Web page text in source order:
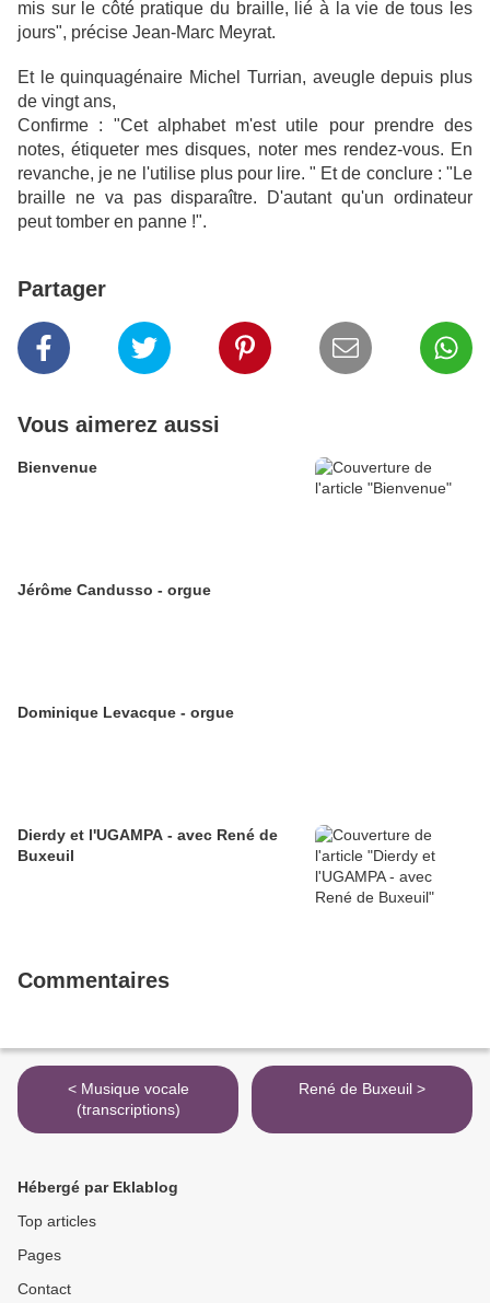
mis sur le côté pratique du braille, lié à la vie de tous les
jours", précise Jean-Marc Meyrat.
Et le quinquagénaire Michel Turrian, aveugle depuis plus
de vingt ans,
Confirme : "Cet alphabet m'est utile pour prendre des
notes, étiqueter mes disques, noter mes rendez-vous. En
revanche, je ne l'utilise plus pour lire. " Et de conclure : "Le
braille ne va pas disparaître. D'autant qu'un ordinateur
peut tomber en panne !".
Partager
Vous aimerez aussi
Bienvenue
Jérôme Candusso - orgue
Dominique Levacque - orgue
Dierdy et l'UGAMPA - avec René de
Buxeuil
Commentaires
< Musique vocale
(transcriptions)
René de Buxeuil >
Hébergé par Eklablog
Top articles
Pages
Contact